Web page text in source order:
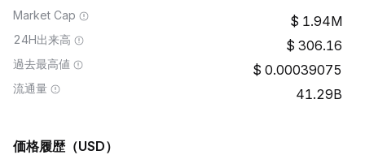
Market Cap 1.94M
24H出来高 306.16
過去最高値 0.00039075
流通量 41.29B
価格履歴（USD）